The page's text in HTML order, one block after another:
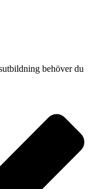
behöver du